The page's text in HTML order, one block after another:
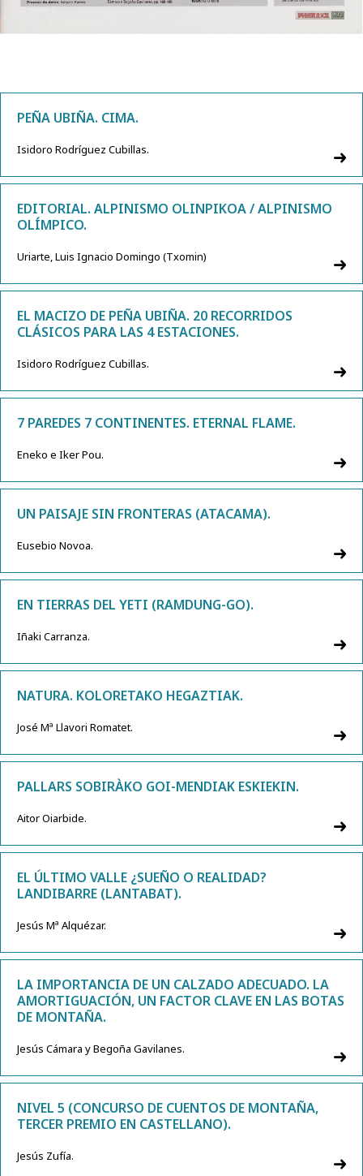
PEÑA UBIÑA. CIMA.
Isidoro Rodríguez Cubillas.
EDITORIAL. ALPINISMO OLINPIKOA / ALPINISMO
OLÍMPICO.
Uriarte, Luis Ignacio Domingo (Txomin)
EL MACIZO DE PEÑA UBIÑA. 20 RECORRIDOS
CLÁSICOS PARA LAS 4 ESTACIONES.
Isidoro Rodríguez Cubillas.
7 PAREDES 7 CONTINENTES. ETERNAL FLAME.
Eneko e Iker Pou.
UN PAISAJE SIN FRONTERAS (ATACAMA).
Eusebio Novoa.
EN TIERRAS DEL YETI (RAMDUNG-GO).
Iñaki Carranza.
NATURA. KOLORETAKO HEGAZTIAK.
José Mª Llavori Romatet.
PALLARS SOBIRÀKO GOI-MENDIAK ESKIEKIN.
Aitor Oiarbide.
EL ÚLTIMO VALLE ¿SUEÑO O REALIDAD?
LANDIBARRE (LANTABAT).
Jesús Mª Alquézar.
LA IMPORTANCIA DE UN CALZADO ADECUADO. LA
AMORTIGUACIÓN, UN FACTOR CLAVE EN LAS BOTAS
DE MONTAÑA.
Jesús Cámara y Begoña Gavilanes.
NIVEL 5 (CONCURSO DE CUENTOS DE MONTAÑA,
TERCER PREMIO EN CASTELLANO).
Jesús Zufía.